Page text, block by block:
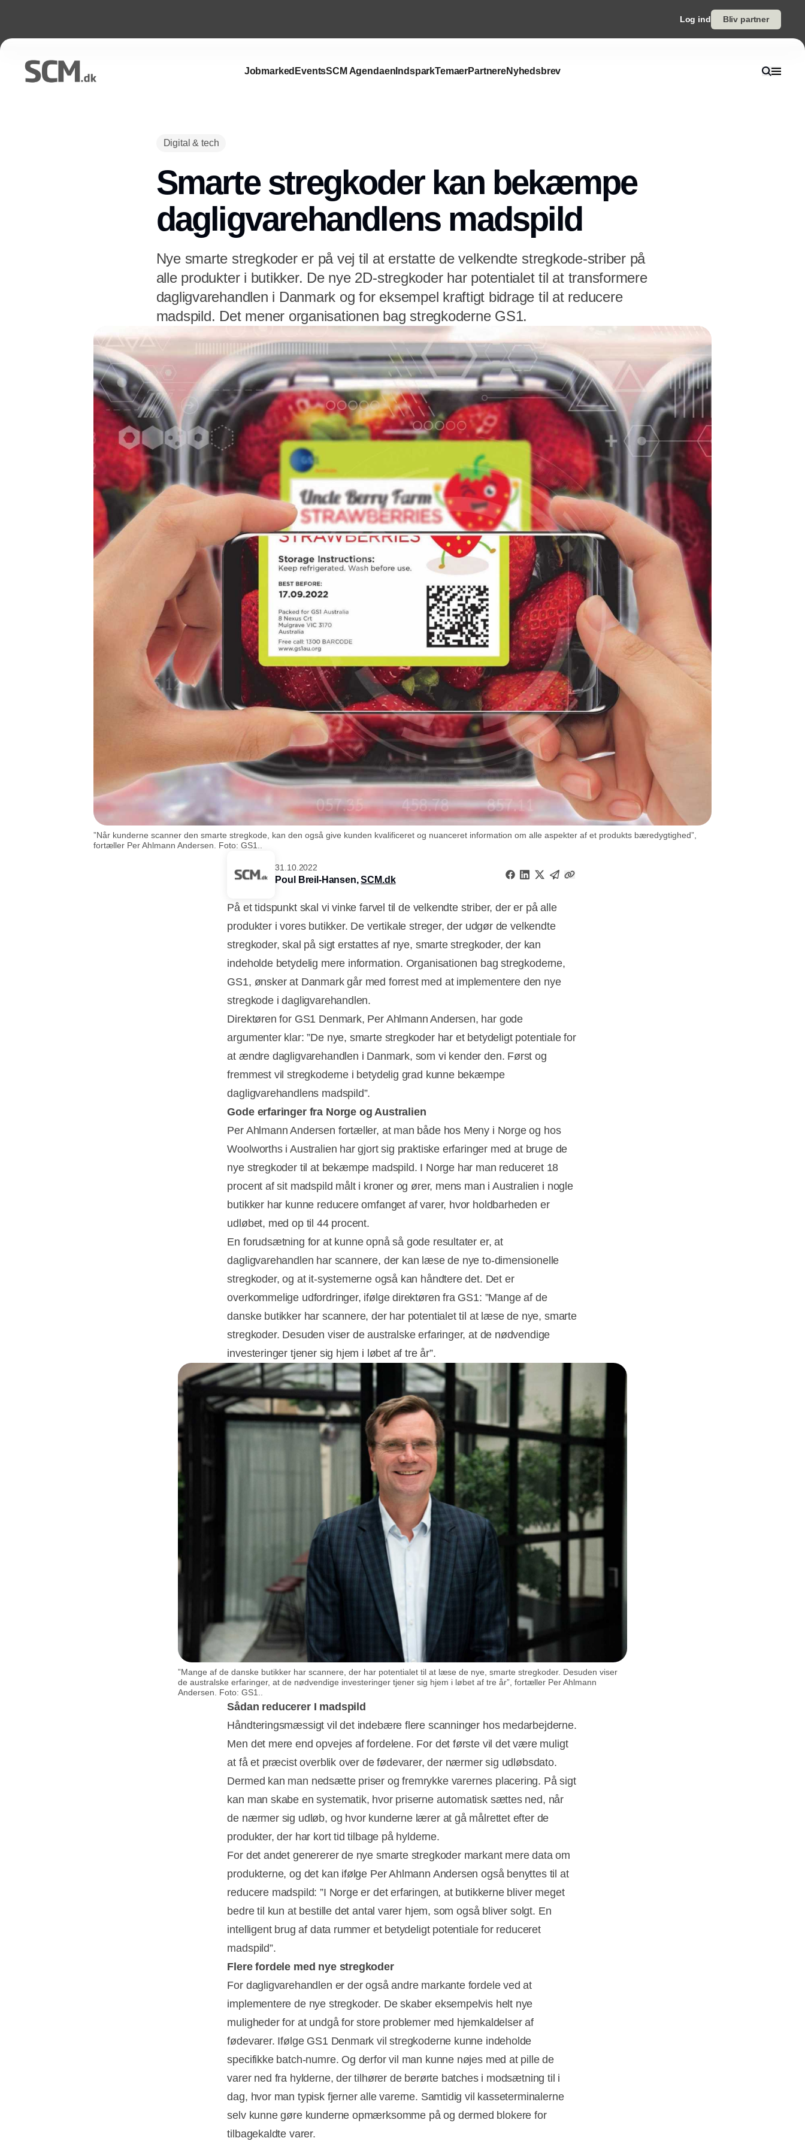
Log ind Bliv partner
Jobmarked EventsSCM Agendaen IndsparkTemaerPartnereNyhedsbrev
Digital & tech
Smarte stregkoder kan bekæmpe
dagligvarehandlens madspild
Nye smarte stregkoder er på vej til at erstatte de velkendte stregkode-striber på
alle produkter i butikker. De nye 2D-stregkoder har potentialet til at transformere
dagligvarehandlen i Danmark og for eksempel kraftigt bidrage til at reducere
madspild. Det mener organisationen bag stregkoderne GS1.
”Når kunderne scanner den smarte stregkode, kan den også give kunden kvalificeret og nuanceret information om alle aspekter af et produkts bæredygtighed”,
fortæller Per Ahlmann Andersen. Foto: GS1..
31.10.2022
Poul Breil-Hansen,SCM.dk
På et tidspunkt skal vi vinke farvel til de velkendte striber, der er på alle
produkter i vores butikker. De vertikale streger, der udgør de velkendte
stregkoder, skal på sigt erstattes af nye, smarte stregkoder, der kan
indeholde betydelig mere information. Organisationen bag stregkoderne,
GS1, ønsker at Danmark går med forrest med at implementere den nye
stregkode i dagligvarehandlen.
Direktøren for GS1 Denmark, Per Ahlmann Andersen, har gode
argumenter klar: ”De nye, smarte stregkoder har et betydeligt potentiale for
at ændre dagligvarehandlen i Danmark, som vi kender den. Først og
fremmest vil stregkoderne i betydelig grad kunne bekæmpe
dagligvarehandlens madspild”.
Gode erfaringer fra Norge og Australien
Per Ahlmann Andersen fortæller, at man både hos Meny i Norge og hos
Woolworths i Australien har gjort sig praktiske erfaringer med at bruge de
nye stregkoder til at bekæmpe madspild. I Norge har man reduceret 18
procent af sit madspild målt i kroner og ører, mens man i Australien i nogle
butikker har kunne reducere omfanget af varer, hvor holdbarheden er
udløbet, med op til 44 procent.
En forudsætning for at kunne opnå så gode resultater er, at
dagligvarehandlen har scannere, der kan læse de nye to-dimensionelle
stregkoder, og at it-systemerne også kan håndtere det. Det er
overkommelige udfordringer, ifølge direktøren fra GS1: ”Mange af de
danske butikker har scannere, der har potentialet til at læse de nye, smarte
stregkoder. Desuden viser de australske erfaringer, at de nødvendige
investeringer tjener sig hjem i løbet af tre år”.
”Mange af de danske butikker har scannere, der har potentialet til at læse de nye, smarte stregkoder. Desuden viser
de australske erfaringer, at de nødvendige investeringer tjener sig hjem i løbet af tre år”, fortæller Per Ahlmann
Andersen. Foto: GS1..
Sådan reducerer I madspild
Håndteringsmæssigt vil det indebære flere scanninger hos medarbejderne.
Men det mere end opvejes af fordelene. For det første vil det være muligt
at få et præcist overblik over de fødevarer, der nærmer sig udløbsdato.
Dermed kan man nedsætte priser og fremrykke varernes placering. På sigt
kan man skabe en systematik, hvor priserne automatisk sættes ned, når
de nærmer sig udløb, og hvor kunderne lærer at gå målrettet efter de
produkter, der har kort tid tilbage på hylderne.
For det andet genererer de nye smarte stregkoder markant mere data om
produkterne, og det kan ifølge Per Ahlmann Andersen også benyttes til at
reducere madspild: ”I Norge er det erfaringen, at butikkerne bliver meget
bedre til kun at bestille det antal varer hjem, som også bliver solgt. En
intelligent brug af data rummer et betydeligt potentiale for reduceret
madspild”.
Flere fordele med nye stregkoder
For dagligvarehandlen er der også andre markante fordele ved at
implementere de nye stregkoder. De skaber eksempelvis helt nye
muligheder for at undgå for store problemer med hjemkaldelser af
fødevarer. Ifølge GS1 Denmark vil stregkoderne kunne indeholde
specifikke batch-numre. Og derfor vil man kunne nøjes med at pille de
varer ned fra hylderne, der tilhører de berørte batches i modsætning til i
dag, hvor man typisk fjerner alle varerne. Samtidig vil kasseterminalerne
selv kunne gøre kunderne opmærksomme på og dermed blokere for
tilbagekaldte varer.